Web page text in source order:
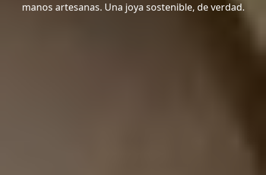
manos artesanas. Una joya sostenible, de verdad.